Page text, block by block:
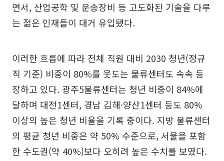
면서, 산업공학 및 운송장비 등 고도화된 기술을 다루
는 젊은 인재들이 대거 유입됐다.
이러한 흐름에 따라 전체 직원 대비 2030 청년(정규
직 기준) 비중이 80%를 웃도는 물류센터도 속속 등
장하고 있다. 광주5물류센터는 청년 비중이 84%에
달하며 대전1센터, 경남 김해·양산1센터 등도 80%
이상의 높은 청년 비율을 기록 중이다. 지방 물류센터
의 평균 청년 비중은 약 50% 수준으로, 서울을 포함
한 수도권(약 40%)보다 오히려 높은 수치를 보였다.